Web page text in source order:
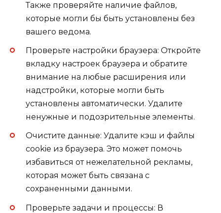
Также проверяйте наличие файлов,
которые могли бы быть установлены без
вашего ведома.
Проверьте настройки браузера: Откройте
вкладку настроек браузера и обратите
внимание на любые расширения или
надстройки, которые могли быть
установлены автоматически. Удалите
ненужные и подозрительные элементы.
Очистите данные: Удалите кэш и файлы
cookie из браузера. Это может помочь
избавиться от нежелательной рекламы,
которая может быть связана с
сохраненными данными.
Проверьте задачи и процессы: В